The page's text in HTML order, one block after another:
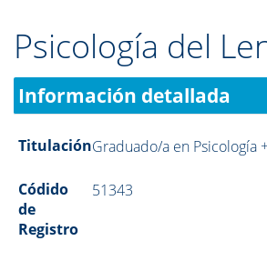
Psicología del
Información detallada
TitulaciónGraduado/a en Psicología
Códido
de
Registro
51343